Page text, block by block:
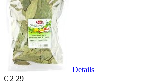
Details
€ 2 29